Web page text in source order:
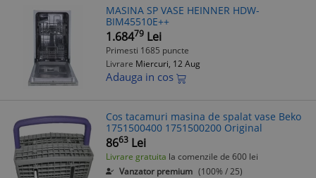
MASINA SP VASE HEINNER HDW-
BIM45510E++
1.68479 Lei
Primesti 1685 puncte
Livrare Miercuri, 12 Aug
Adauga in cos
Cos tacamuri masina de spalat vase Beko
1751500400 1751500200 Original
8663 Lei
Livrare gratuita la comenzile de 600 lei
Vanzator premium (100% / 25)